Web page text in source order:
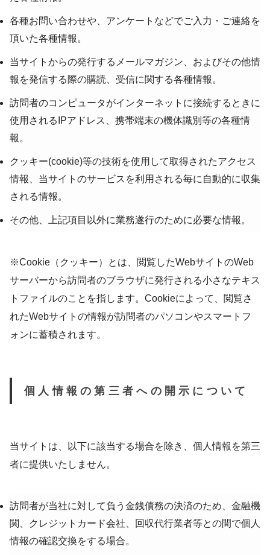
各種お問い合わせや、アンケートなどでご入力・ご連絡を
頂いた各種情報。
当サイトからの発行するメールマガジン、およびその他情
報を発信する際の購読、受信に関する各種情報。
訪問者のコンピュータがインターネットに接続するときに
使用されるIPアドレス、携帯端末の機体識別等の各種情
報。
クッキー(cookie)等の技術を使用して取得されたアクセス
情報、当サイトのサービスを利用される毎に自動的に収集
される情報。
その他、上記項目以外に業務遂行のために必要な情報。
※Cookie（クッキー）とは、閲覧したWebサイトのWeb
サーバーから訪問者のブラウザに発行される小さなテキス
トファイルのことを指します。Cookieによって、閲覧さ
れたWebサイトの情報が訪問者のパソコンやスマートフ
ォンに蓄積されます。
個人情報の第三者への開示について
当サイトは、以下に該当する場合を除き、個人情報を第三
者に提供いたしません。
訪問者が当社に対して負う金銭債務の決済のため、金融機
関、クレジットカード会社、回収代行業者等との間で個人
情報の確認交換をする場合。